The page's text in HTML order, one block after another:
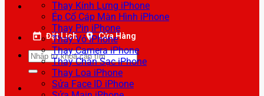
Đặt Lịch Cửa Hàng
Tìm
kiếm:
Thay Kính Lưng iPhone
Ép Cổ Cáp Màn Hình iPhone
Thay Pin iPhone
Thay Vỏ iPhone
Thay Camera iPhone
Thay Chân Sạc iPhone
Thay Loa iPhone
Sửa Face ID iPhone